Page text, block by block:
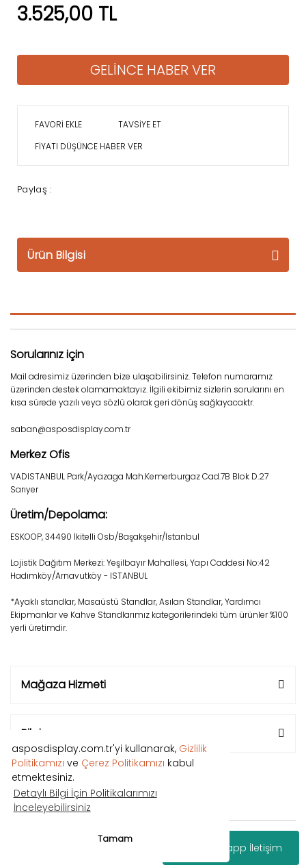
asposdisplay.com.tr'yi kullanarak, Gizlilik
Politikamızı ve Çerez Politikamızı kabul
etmektesiniz.
Detaylı Bilgi İçin Politikalarımızı
İnceleyebilirsiniz
Tamam
Whatsapp İletişim
3.525,00 TL
GELİNCE HABER VER
TAVSİYE ET
FİYATI DÜŞÜNCE HABER VER
Paylaş :
Ürün Bilgisi
Sorularınız için
Mail adresimiz üzerinden bize ulaşabilirsiniz. Telefon numaramız
üzerinden destek olamamaktayız. İlgili ekibimiz sizlerin sorularını en
kısa sürede yazılı veya sözlü olarak geri dönüş sağlayacaktr.
saban@asposdisplay.com.tr
Merkez Ofis
VADISTANBUL Park/Ayazaga Mah.Kemerburgaz Cad.7B Blok D.27
Sarıyer
Üretim/Depolama:
ESKOOP, 34490 İkitelli Osb/Başakşehir/İstanbul
Lojistik Dağıtım Merkezi: Yeşilbayır Mahallesi, Yapı Caddesi No:42
Hadımköy/Arnavutköy - ISTANBUL
*Ayaklı standlar, Masaüstü Standlar, Asılan Standlar, Yardımcı
Ekipmanlar ve Kahve Standlarımız kategorilerindeki tüm ürünler %100
yerli üretimdir.
Mağaza Hizmeti
Bilgi
Copyright © 2018 Tüm hakları saklıdır.
Paketleri ile hazırlanmıştır.